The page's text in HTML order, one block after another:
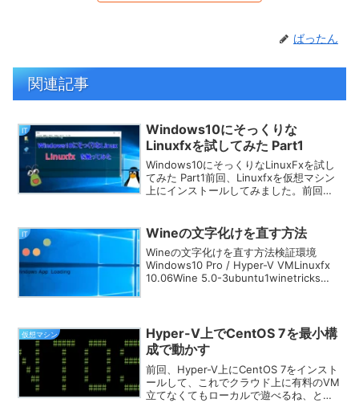
ばったん
関連記事
IT
Windows10にそっくりな
Linuxfxを試してみた Part1
Windows10にそっくりなLinuxFxを試し
てみた Part1前回、Linuxfxを仮想マシン
上にインストールしてみました。前回は
変わっていま...
IT Wineの文字化けを直す方法
Wineの文字化けを直す方法検証環境
Windows10 Pro / Hyper-V VMLinuxfx
10.06Wine 5.0-3ubuntu1winetricks
仮想マシン
Hyper-V上でCentOS 7を最小構
成で動かす
前回、Hyper-V上にCentOS 7をインスト
ールして、これでクラウド上に有料のVM
立てなくてもローカルで遊べるね、とい